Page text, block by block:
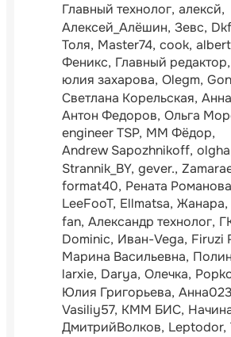
Главный технолог алексй
Алексей_Алёшин Зевс
Толя Master74 cook
Феникс Главный редактор
юлия захарова Olegm
Светлана Корельская
Антон Федоров Ольга
engineer TSP ММ Фёдор
Andrew Sapozhnikoff olgha
Strannik_BY gever.
format40 Рената Романова
LeeFooT Ellmatsa Жанара
fan Александр технолог
Dominic Иван-Vega Firuzi
Марина Васильевна
larxie Darya Олечка
Юлия Григорьева Анна023
Vasiliy57 КММ БИС
ДмитрийВолков Leptodor